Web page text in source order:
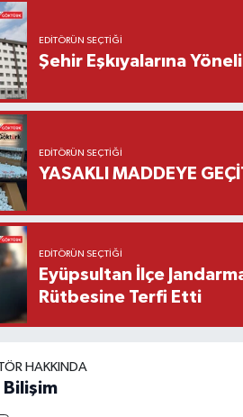
EDITÖRÜN SEÇTIĞI
Şehir Eşkıyalarına
EDITÖRÜN SEÇTIĞI
YASAKLI MADDEYE
EDITÖRÜN SEÇTIĞI
Eyüpsultan İlçe
Rütbesine Terfi Etti
HAKKINDA
Bilişim